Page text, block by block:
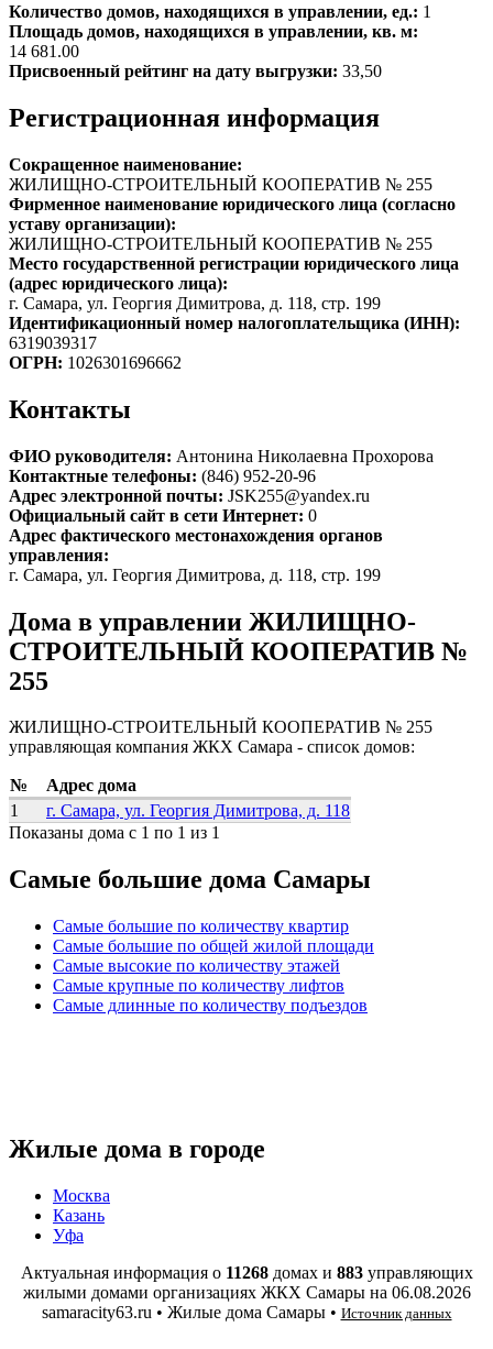
Количество домов, находящихся в управлении, ед.: 1
Площадь домов, находящихся в управлении, кв. м:
14 681.00
Присвоенный рейтинг на дату выгрузки: 33,50
Регистрационная информация
Сокращенное наименование:
ЖИЛИЩНО-СТРОИТЕЛЬНЫЙ КООПЕРАТИВ № 255
Фирменное наименование юридического лица (согласно
уставу организации):
ЖИЛИЩНО-СТРОИТЕЛЬНЫЙ КООПЕРАТИВ № 255
Место государственной регистрации юридического лица
(адрес юридического лица):
г. Самара, ул. Георгия Димитрова, д. 118, стр. 199
Идентификационный номер налогоплательщика (ИНН):
6319039317
ОГРН: 1026301696662
Контакты
ФИО руководителя: Антонина Николаевна Прохорова
Контактные телефоны: (846) 952-20-96
Адрес электронной почты: JSK255@yandex.ru
Официальный сайт в сети Интернет: 0
Адрес фактического местонахождения органов
управления:
г. Самара, ул. Георгия Димитрова, д. 118, стр. 199
Дома в управлении ЖИЛИЩНО-
СТРОИТЕЛЬНЫЙ КООПЕРАТИВ №
255
ЖИЛИЩНО-СТРОИТЕЛЬНЫЙ КООПЕРАТИВ № 255
управляющая компания ЖКХ Самара - список домов:
№
Адрес дома
1
г. Самара, ул. Георгия Димитрова, д. 118
Показаны дома с 1 по 1 из 1
Самые большие дома Самары
Самые большие по количеству квартир
Самые большие по общей жилой площади
Самые высокие по количеству этажей
Самые крупные по количеству лифтов
Самые длинные по количеству подъездов
Жилые дома в городе
Москва
Казань
Уфа
Актуальная информация о 11268 домах и 883 управляющих
жилыми домами организациях ЖКХ Самары на 06.08.2026
samaracity63.ru • Жилые дома Самары • Источник данных